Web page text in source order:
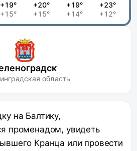
+19°
+15°
+20°
+15°
+19°
+14°
+23°
+12°
область
на Балтику,
променадом, увидеть
Кранца или провести